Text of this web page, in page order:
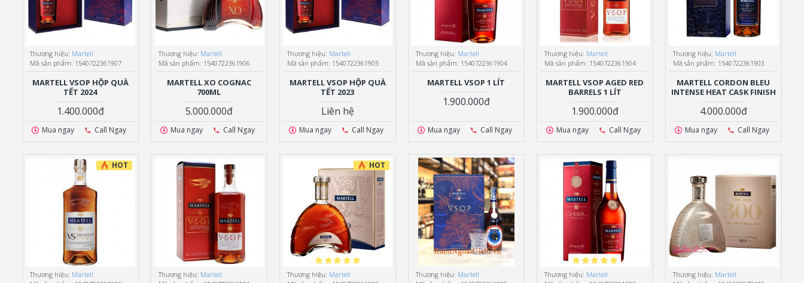
Thương hiệu: Martell
Mã sản phẩm: 1540722361907
MARTELL VSOP HỘP QUÀ
TẾT 2024
1.400.000đ
Mua ngay Call Ngay
Thương hiệu: Martell
Mã sản phẩm: 1540722361906
MARTELL XO COGNAC
700ML
5.000.000đ
Mua ngay Call Ngay
Thương hiệu: Martell
Mã sản phẩm: 1540722361905
MARTELL VSOP HỘP QUÀ
TẾT 2023
Liên hệ
Mua ngay Call Ngay
Thương hiệu: Martell
Mã sản phẩm: 1540722361904
MARTELL VSOP 1 LÍT
1.900.000đ
Mua ngay Call Ngay
Thương hiệu: Martell
Mã sản phẩm: 1540722361904
MARTELL VSOP AGED RED
BARRELS 1 LÍT
1.900.000đ
Mua ngay Call Ngay
Thương hiệu: Martell
Mã sản phẩm: 1540722361903
MARTELL CORDON BLEU
INTENSE HEAT CASK FINISH
4.000.000đ
Mua ngay Call Ngay
HOT
Thương hiệu: Martell
Thương hiệu: Martell
HOT
Thương hiệu: Martell
Thương hiệu: Martell
Thương hiệu: Martell
Thương hiệu: Martell